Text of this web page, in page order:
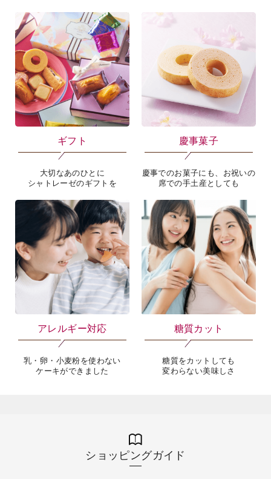
ギフト
大切なあのひとに
シャトレーゼのギフトを
慶事菓子
慶事でのお菓子にも、お祝いの
席での手土産としても
アレルギー対応
乳・卵・小麦粉を使わない
ケーキができました
糖質カット
糖質をカットしても
変わらない美味しさ
ショッピングガイド